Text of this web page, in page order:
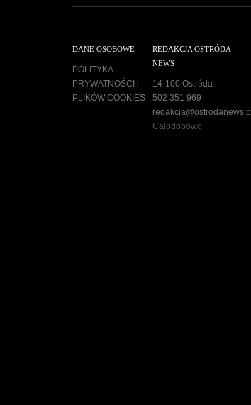
DANE OSOBOWE
POLITYKA
PRYWATNOŚCI i
PLIKÓW COOKIES
REDAKCJA OSTRÓDA
NEWS
14-100 Ostróda
502 351 969
redakcja@ostrodanews.pl
Całodobowo